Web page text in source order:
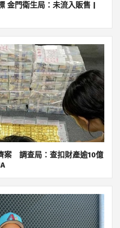
金門衛生局：未流入販售 |
案 調查局：查扣財產逾10億